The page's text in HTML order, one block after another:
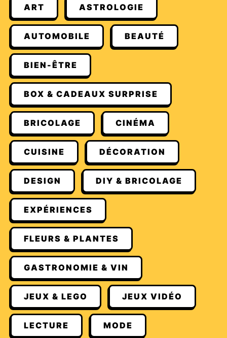
ART ASTROLOGIE
AUTOMOBILE BEAUTÉ
BIEN-ÊTRE
BOX & CADEAUX SURPRISE
BRICOLAGE CINÉMA
CUISINE DÉCORATION
DESIGN DIY & BRICOLAGE
EXPÉRIENCES
FLEURS & PLANTES
GASTRONOMIE & VIN
JEUX & LEGO JEUX VIDÉO
LECTURE MODE